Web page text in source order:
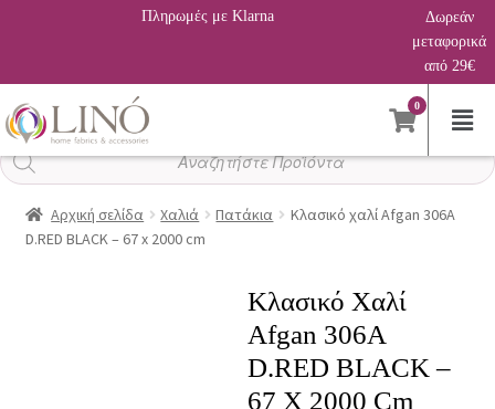
Πληρωμές με Klarna
Δωρεάν
μεταφορικά
από 29€
0
Αναζήτηση
προϊόντων
Αρχική σελίδα Χαλιά Πατάκια
Κλασικό χαλί Afgan 306A
D.RED BLACK – 67 x 2000 cm
Κλασικό Χαλί
Afgan 306A
D.RED BLACK –
67 X 2000 Cm